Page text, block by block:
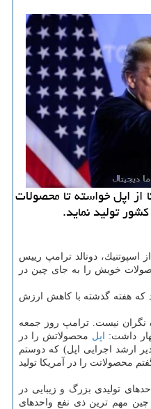
از اپل خواسته تا محصولات
تولید نماید.
دونالد ترامپ رییس
خویش را به جای چین در
كه هفته گذشته با كاهش ارزش
نگران نیست. ترامپ روز جمعه
داشت:
اپل محصولاتش را در
ارشد اجرایی اپل) كه دوستم
محصولاتت را در آمریكا تولید
تولیدی بزرگ و زیبایی در
چین مهم ترین ذی نفع واحدهای